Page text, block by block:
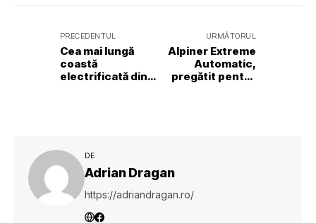
PRECEDENTUL
Cea mai lungă
coastă
electrificată din
URMĂTORUL
Alpiner Extreme
Automatic,
pregătit pentru
DE
Adrian Dragan
https://adriandragan.ro/